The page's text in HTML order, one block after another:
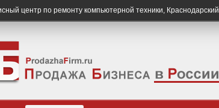
центр по ремонту компьютерной техники, Краснодарский